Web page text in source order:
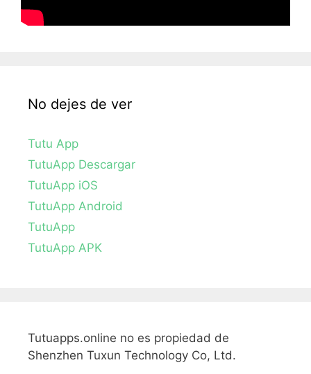
No dejes de ver
Tutu App
TutuApp Descargar
TutuApp iOS
TutuApp Android
TutuApp
TutuApp APK
Tutuapps.online no es propiedad de
Shenzhen Tuxun Technology Co, Ltd.